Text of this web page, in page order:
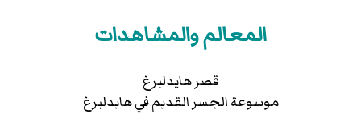
المعالم والمشاهدات
قصر هايدلبرغ
موسوعة الجسر القديم في هايدلبرغ